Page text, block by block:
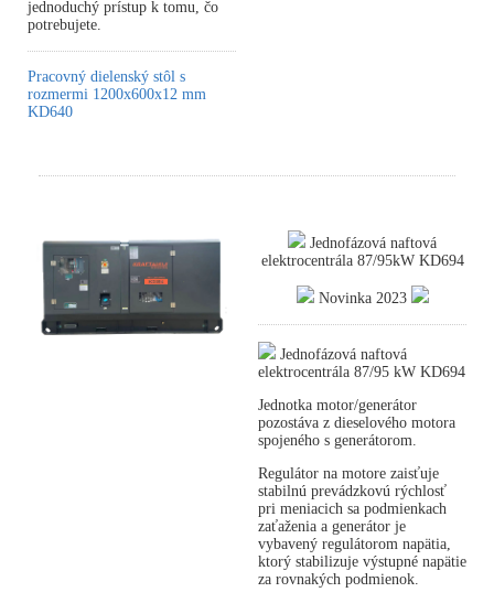
jednoduchý prístup k tomu, čo
potrebujete.
Pracovný dielenský stôl s
rozmermi 1200x600x12 mm
KD640
Jednofázová naftová
elektrocentrála 87/95kW KD694
Novinka 2023
Jednofázová naftová
elektrocentrála 87/95 kW KD694
Jednotka motor/generátor
pozostáva z dieselového motora
spojeného s generátorom.
Regulátor na motore zaisťuje
stabilnú prevádzkovú rýchlosť
pri meniacich sa podmienkach
zaťaženia a generátor je
vybavený regulátorom napätia,
ktorý stabilizuje výstupné napätie
za rovnakých podmienok.